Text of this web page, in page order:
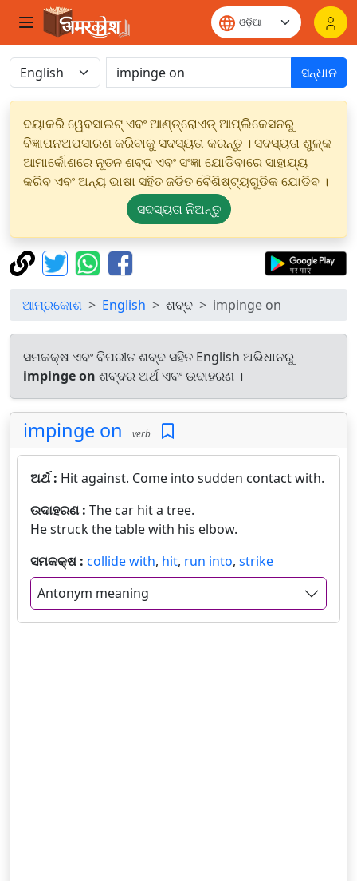
ସନ୍ଧାନ
ଦୟାକରି ୱେବସାଇଟ୍ ଏବଂ ଆଣ୍ଡ୍ରୋଏଡ୍ ଆପ୍ଲିକେସନରୁ
ବିଜ୍ଞାପନଅପସାରଣ କରିବାକୁ ସଦସ୍ୟତା କରନ୍ତୁ । ସଦସ୍ୟତା ଶୁଳ୍କ
ଆମାର୍କୋଶରେ ନୂତନ ଶବ୍ଦ ଏବଂ ସଂଜ୍ଞା ଯୋଡିବାରେ ସାହାଯ୍ୟ
କରିବ ଏବଂ ଅନ୍ୟ ଭାଷା ସହିତ ଜଡିତ ବୈଶିଷ୍ଟ୍ୟଗୁଡିକ ଯୋଡିବ ।
ସଦସ୍ୟତା ନିଅନ୍ତୁ
ଆମ୍ରକୋଶ English ଶବ୍ଦ impinge on
ସମକକ୍ଷ ଏବଂ ବିପରୀତ ଶବ୍ଦ ସହିତ English ଅଭିଧାନରୁ
impinge on ଶବ୍ଦର ଅର୍ଥ ଏବଂ ଉଦାହରଣ ।
impinge on verb
ଅର୍ଥ : Hit against. Come into sudden contact with.
ଉଦାହରଣ : The car hit a tree.
He struck the table with his elbow.
ସମକକ୍ଷ : collide with, hit, run into, strike
Antonym meaning